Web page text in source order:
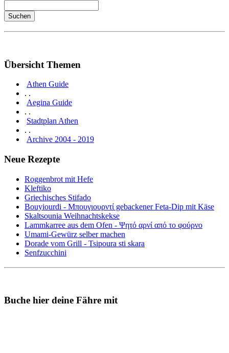
Übersicht Themen
Athen Guide
. .
Aegina Guide
. .
Stadtplan Athen
. .
Archive 2004 - 2019
Neue Rezepte
Roggenbrot mit Hefe
Kleftiko
Griechisches Stifado
Bouyiourdi - Μπουγιουρντί gebackener Feta-Dip mit Käse
Skaltsounia Weihnachtskekse
Lammkarree aus dem Ofen - Ψητό αρνί από το φούρνο
Umami-Gewürz selber machen
Dorade vom Grill - Tsipoura sti skara
Senfzucchini
Buche hier deine Fähre mit